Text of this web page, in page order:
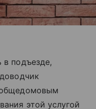
в подъезде,
этой услугой